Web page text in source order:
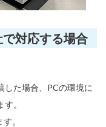
対応する場合
した場合、PCの環境に
。
。